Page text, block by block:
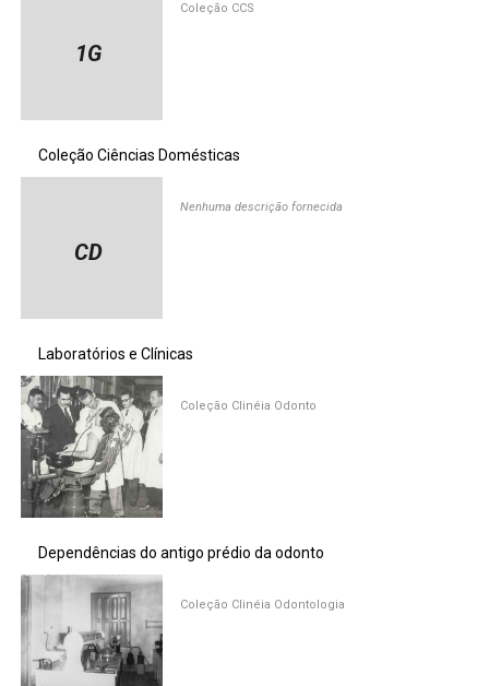
1G
Coleção CCS
Coleção Ciências Domésticas
CD
Nenhuma descrição fornecida
Laboratórios e Clínicas
Coleção Clinéia Odonto
Dependências do antigo prédio da odonto
Coleção Clinéia Odontologia